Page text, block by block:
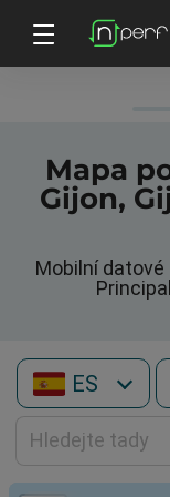
Mapa
Gijon,
Mobilní datové
ES